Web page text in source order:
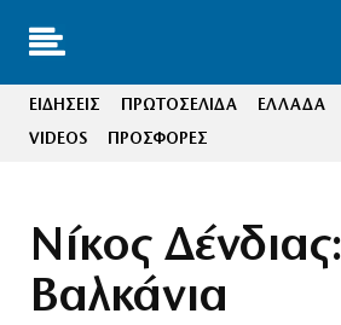
ΕΙΔΗΣΕΙΣ ΠΡΩΤΟΣΕΛΙΔΑ ΕΛΛΑΔΑ
VIDEOS
ΠΡΟΣΦΟΡΕΣ
Νίκος
Βαλκάνια